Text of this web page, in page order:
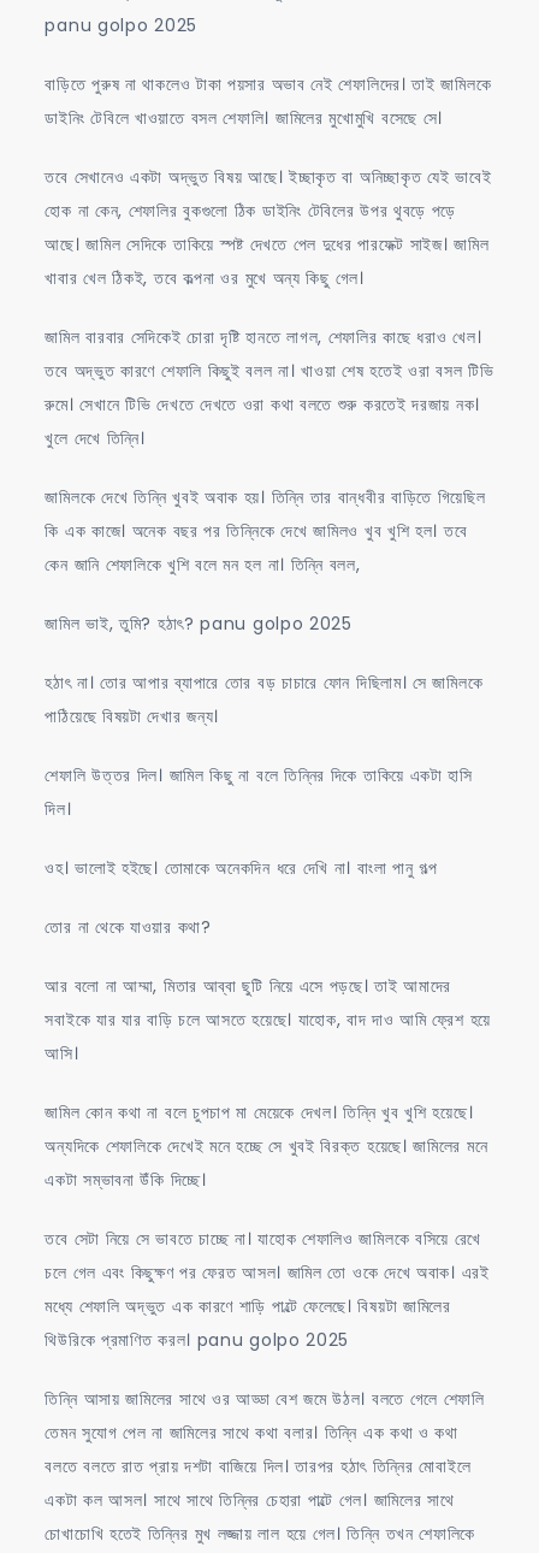
panu golpo 2025
বাড়িতে পুরুষ না থাকলেও টাকা পয়সার অভাব নেই শেফালিদের। তাই জামিলকে
ডাইনিং টেবিলে খাওয়াতে বসল শেফালি। জামিলের মুখোমুখি বসেছে সে।
তবে সেখানেও একটা অদ্ভুত বিষয় আছে। ইচ্ছাকৃত বা অনিচ্ছাকৃত যেই ভাবেই
হোক না কেন, শেফালির বুকগুলো ঠিক ডাইনিং টেবিলের উপর থুবড়ে পড়ে
আছে। জামিল সেদিকে তাকিয়ে স্পষ্ট দেখতে পেল দুধের পারফেক্ট সাইজ। জামিল
খাবার খেল ঠিকই, তবে কল্পনা ওর মুখে অন্য কিছু গেল।
জামিল বারবার সেদিকেই চোরা দৃষ্টি হানতে লাগল, শেফালির কাছে ধরাও খেল।
তবে অদ্ভুত কারণে শেফালি কিছুই বলল না। খাওয়া শেষ হতেই ওরা বসল টিভি
রুমে। সেখানে টিভি দেখতে দেখতে ওরা কথা বলতে শুরু করতেই দরজায় নক।
খুলে দেখে তিন্নি।
জামিলকে দেখে তিন্নি খুবই অবাক হয়। তিন্নি তার বান্ধবীর বাড়িতে গিয়েছিল
কি এক কাজে। অনেক বছর পর তিন্নিকে দেখে জামিলও খুব খুশি হল। তবে
কেন জানি শেফালিকে খুশি বলে মন হল না। তিন্নি বলল,
জামিল ভাই, তুমি? হঠাৎ? panu golpo 2025
হঠাৎ না। তোর আপার ব্যাপারে তোর বড় চাচারে ফোন দিছিলাম। সে জামিলকে
পাঠিয়েছে বিষয়টা দেখার জন্য।
শেফালি উত্তর দিল। জামিল কিছু না বলে তিন্নির দিকে তাকিয়ে একটা হাসি
দিল।
ওহ। ভালোই হইছে। তোমাকে অনেকদিন ধরে দেখি না। বাংলা পানু গল্প
তোর না থেকে যাওয়ার কথা?
আর বলো না আম্মা, মিতার আব্বা ছুটি নিয়ে এসে পড়ছে। তাই আমাদের
সবাইকে যার যার বাড়ি চলে আসতে হয়েছে। যাহোক, বাদ দাও আমি ফ্রেশ হয়ে
আসি।
জামিল কোন কথা না বলে চুপচাপ মা মেয়েকে দেখল। তিন্নি খুব খুশি হয়েছে।
অন্যদিকে শেফালিকে দেখেই মনে হচ্ছে সে খুবই বিরক্ত হয়েছে। জামিলের মনে
একটা সম্ভাবনা উঁকি দিচ্ছে।
তবে সেটা নিয়ে সে ভাবতে চাচ্ছে না। যাহোক শেফালিও জামিলকে বসিয়ে রেখে
চলে গেল এবং কিছুক্ষণ পর ফেরত আসল। জামিল তো ওকে দেখে অবাক। এরই
মধ্যে শেফালি অদ্ভুত এক কারণে শাড়ি পাল্টে ফেলেছে। বিষয়টা জামিলের
থিউরিকে প্রমাণিত করল। panu golpo 2025
তিন্নি আসায় জামিলের সাথে ওর আড্ডা বেশ জমে উঠল। বলতে গেলে শেফালি
তেমন সুযোগ পেল না জামিলের সাথে কথা বলার। তিন্নি এক কথা ও কথা
বলতে বলতে রাত প্রায় দশটা বাজিয়ে দিল। তারপর হঠাৎ তিন্নির মোবাইলে
একটা কল আসল। সাথে সাথে তিন্নির চেহারা পাল্টে গেল। জামিলের সাথে
চোখাচোখি হতেই তিন্নির মুখ লজ্জায় লাল হয়ে গেল। তিন্নি তখন শেফালিকে